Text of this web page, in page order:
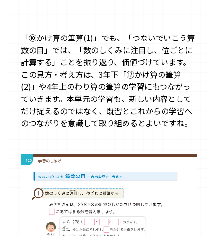
「⑩かけ算の筆算(1)」でも、「つないでいこう算
数の目」では、「数のしくみに注目し、位ごとに
計算する」ことを振り返り、価値づけています。
この見方・考え方は、3年下「⑰かけ算の筆算
(2)」や4年上のわり算の筆算の学習にもつながっ
ていきます。本単元の学習も、新しい内容として
だけ捉えるのではなく、既習とこれからの学習へ
のつながりを意識して取り組めるとよいですね。